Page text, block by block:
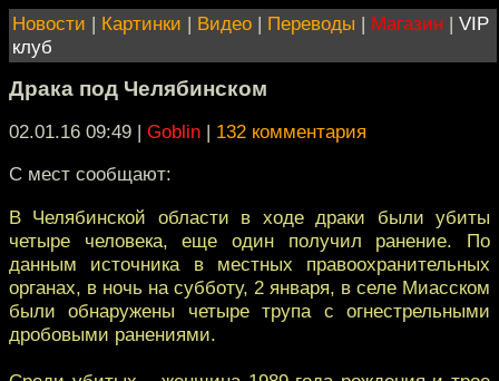
Новости | Картинки | Видео | Переводы | Магазин | VIP
клуб
Драка под Челябинском
02.01.16 09:49 | Goblin | 132 комментария
С мест сообщают:
В Челябинской области в ходе драки были убиты
четыре человека, еще один получил ранение. По
данным источника в местных правоохранительных
органах, в ночь на субботу, 2 января, в селе Миасском
были обнаружены четыре трупа с огнестрельными
дробовыми ранениями.